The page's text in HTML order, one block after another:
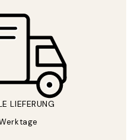
LIEFERUNG